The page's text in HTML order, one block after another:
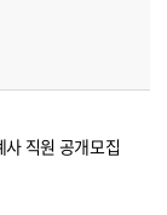
직원 공개모집